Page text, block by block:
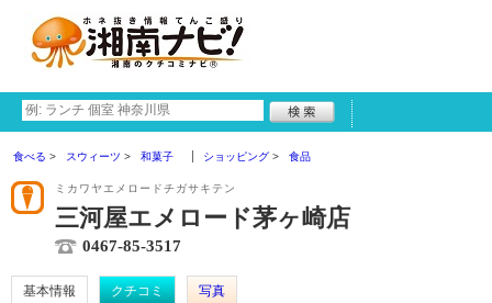
食べる スウィーツ 和菓子 ショッピング 食品
ミカワヤエメロードチガサキテン
三河屋エメロード茅ヶ崎店
0467-85-3517
基本情報 クチコミ
写真